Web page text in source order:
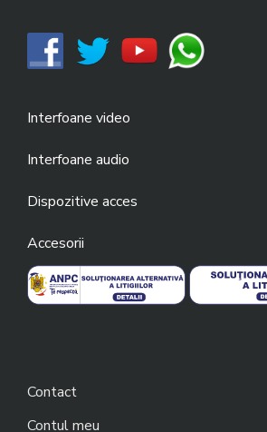
Interfoane video
Interfoane audio
Dispozitive acces
Accesorii
Contact
Contul meu